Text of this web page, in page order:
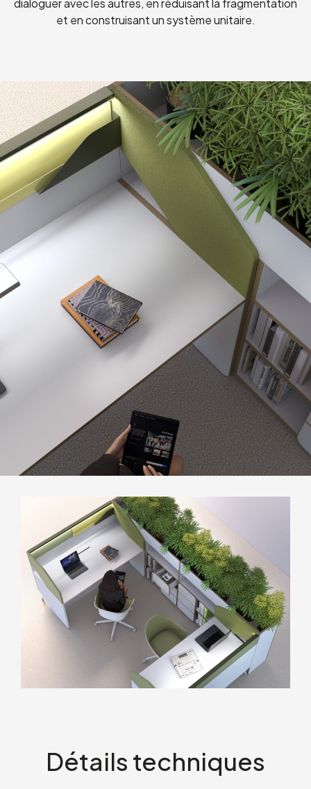
dialoguer avec les autres, en réduisant la fragmentation
et en construisant un système unitaire.
Détails techniques